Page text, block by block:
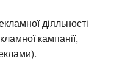
діяльності
кампанії,